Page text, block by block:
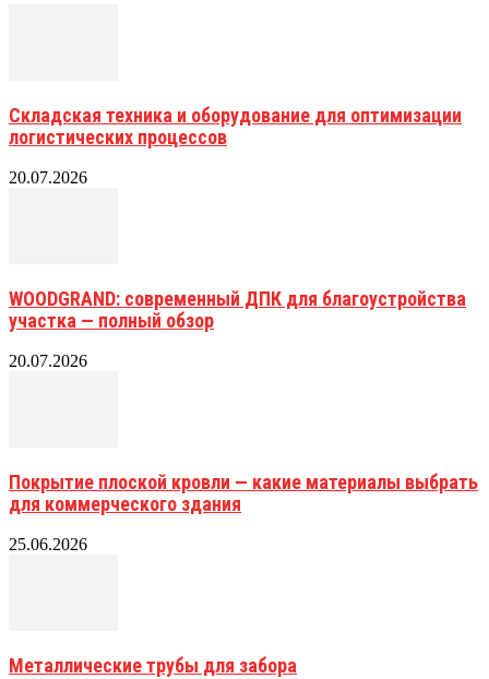
Складская техника и оборудование для оптимизации
логистических процессов
20.07.2026
WOODGRAND: современный ДПК для благоустройства
участка — полный обзор
20.07.2026
Покрытие плоской кровли — какие материалы выбрать
для коммерческого здания
25.06.2026
Металлические трубы для забора